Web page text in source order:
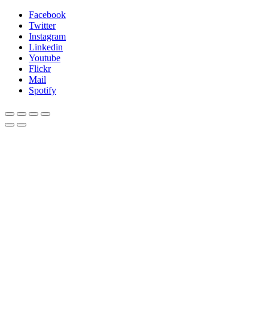
Facebook
Twitter
Instagram
Linkedin
Youtube
Flickr
Mail
Spotify